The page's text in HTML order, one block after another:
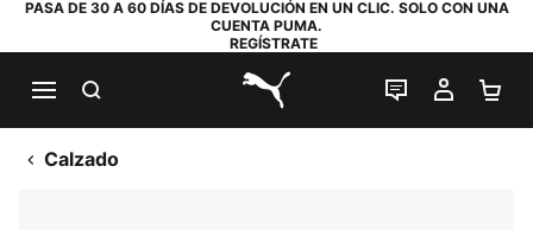
PASA DE 30 A 60 DÍAS DE DEVOLUCIÓN EN UN CLIC. SOLO CON UNA
CUENTA PUMA.
REGÍSTRATE
PUMA.com
CHAT EN
MI
Calzado